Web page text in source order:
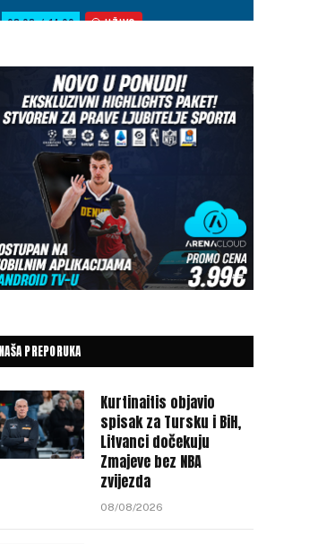
NAŠA PREPORUKA
Kurtinaitis objavio
spisak za Tursku i BiH,
Litvanci dočekuju
Zmajeve bez NBA
zvijezda
08/08/2026